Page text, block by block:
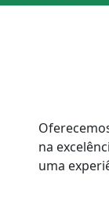
na
uma